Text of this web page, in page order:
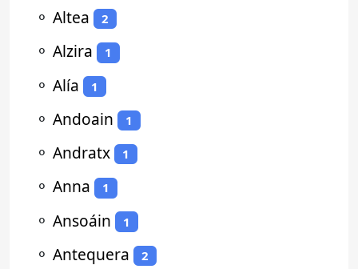
⚬ Altea 2
⚬ Alzira 1
⚬ Alía 1
⚬ Andoain 1
⚬ Andratx 1
⚬ Anna 1
⚬ Ansoáin 1
⚬ Antequera 2